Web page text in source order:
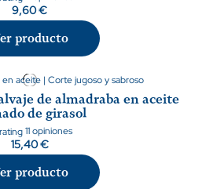
9,60 €
producto
de almadraba en aceite
de girasol
11 opiniones
15,40 €
producto